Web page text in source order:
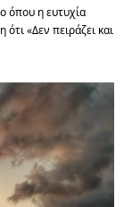
όπου η ευτυχία
«Δεν πειράζει και